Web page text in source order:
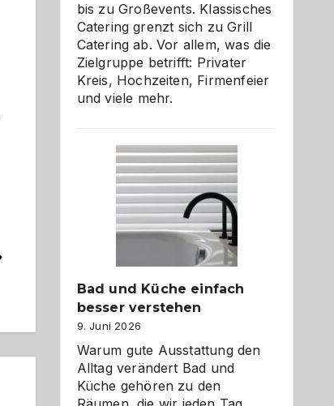
bis zu Großevents. Klassisches
Catering grenzt sich zu Grill
Catering ab. Vor allem, was die
Zielgruppe betrifft: Privater
Kreis, Hochzeiten, Firmenfeier
und viele mehr.
Bad und Küche einfach
besser verstehen
9. Juni 2026
Warum gute Ausstattung den
Alltag verändert Bad und
Küche gehören zu den